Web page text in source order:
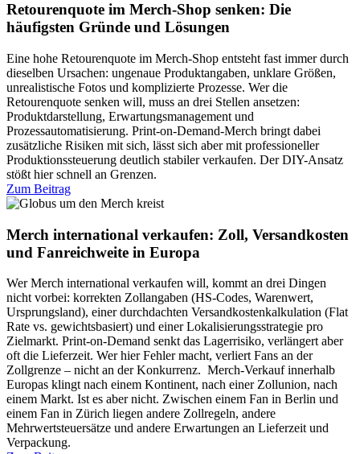
Retourenquote im Merch-Shop senken: Die
häufigsten Gründe und Lösungen
Eine hohe Retourenquote im Merch-Shop entsteht fast immer durch
dieselben Ursachen: ungenaue Produktangaben, unklare Größen,
unrealistische Fotos und komplizierte Prozesse. Wer die
Retourenquote senken will, muss an drei Stellen ansetzen:
Produktdarstellung, Erwartungsmanagement und
Prozessautomatisierung. Print-on-Demand-Merch bringt dabei
zusätzliche Risiken mit sich, lässt sich aber mit professioneller
Produktionssteuerung deutlich stabiler verkaufen. Der DIY-Ansatz
stößt hier schnell an Grenzen.
Zum Beitrag
Merch international verkaufen: Zoll, Versandkosten
und Fanreichweite in Europa
Wer Merch international verkaufen will, kommt an drei Dingen
nicht vorbei: korrekten Zollangaben (HS-Codes, Warenwert,
Ursprungsland), einer durchdachten Versandkostenkalkulation (Flat
Rate vs. gewichtsbasiert) und einer Lokalisierungsstrategie pro
Zielmarkt. Print-on-Demand senkt das Lagerrisiko, verlängert aber
oft die Lieferzeit. Wer hier Fehler macht, verliert Fans an der
Zollgrenze – nicht an der Konkurrenz. Merch-Verkauf innerhalb
Europas klingt nach einem Kontinent, nach einer Zollunion, nach
einem Markt. Ist es aber nicht. Zwischen einem Fan in Berlin und
einem Fan in Zürich liegen andere Zollregeln, andere
Mehrwertsteuersätze und andere Erwartungen an Lieferzeit und
Verpackung.